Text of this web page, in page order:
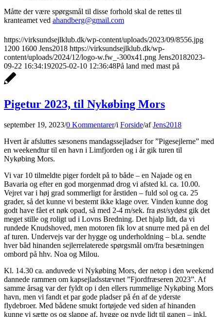
Måtte der være spørgsmål til disse forhold skal de rettes til
kranteamet ved ahandberg@gmail.com
https://virksundsejlklub.dk/wp-content/uploads/2023/09/8556.jpg
1200 1600 Jens2018 https://virksundsejlklub.dk/wp-
content/uploads/2024/12/logo-w.fw_-300x41.png Jens20182023-
09-22 16:34:192025-02-10 12:36:48På land med mast på
Pigetur 2023, til Nykøbing Mors
september 19, 2023/0 Kommentarer/i Forside/afJens2018
Hvert år afsluttes sæsonens mandagssejladser for ”Pigesejlerne” med
en weekendtur til en havn i Limfjorden og i år gik turen til
Nykøbing Mors.
Vi var 10 tilmeldte piger fordelt på to både – en Najade og en
Bavaria og efter en god morgenmad drog vi afsted kl. ca. 10.00.
Vejret var i høj grad sommerligt for årstiden – fuld sol og ca. 25
grader, så det kunne vi bestemt ikke klage over. Vinden kunne dog
godt have fået et nøk opad, så med 2-4 m/sek. fra øst/sydøst gik det
meget stille og roligt ud i Lovns Bredning. Det hjalp lidt, da vi
rundede Knudshoved, men motoren fik lov at snurre med på en del
af turen. Undervejs var der hygge og underholdning – bl.a. sendte
hver båd hinanden sejlerrelaterede spørgsmål om/fra besætningen
ombord på hhv. Noa og Milou.
Kl. 14.30 ca. anduvede vi Nykøbing Mors, der netop i den weekend
dannede rammen om kapsejladsstævnet ”Fjordfræseren 2023”. Af
samme årsag var der fyldt op i den ellers rummelige Nykøbing Mors
havn, men vi fandt et par gode pladser på én af de yderste
flydebroer. Med bådene smukt fortøjede ved siden af hinanden
kunne vi sætte os og slappe af, hygge og nyde lidt til ganen – inkl.